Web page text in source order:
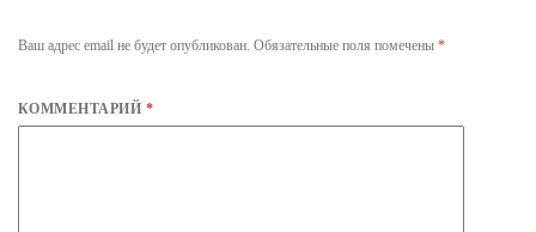
Ваш адрес email не будет опубликован. Обязательные поля помечены *
КОММЕНТАРИЙ *